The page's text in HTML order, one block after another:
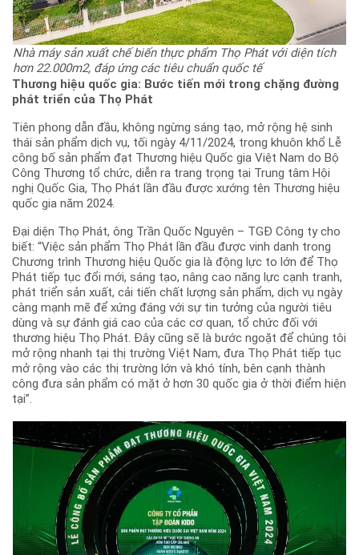
Nhà máy sản xuất chế biến thực phẩm Thọ Phát với diện tích
hơn 22.000m2, đáp ứng các tiêu chuẩn quốc tế
Thương hiệu quốc gia: Bước tiến mới trong chặng đường
phát triển của Thọ Phát
Tiên phong dẫn đầu, không ngừng sáng tạo, mở rộng hệ sinh
thái sản phẩm dịch vụ, tối ngày 4/11/2024, trong khuôn khổ Lễ
công bố sản phẩm đạt Thương hiệu Quốc gia Việt Nam do Bộ
Công Thương tổ chức, diễn ra trang trọng tại Trung tâm Hội
nghị Quốc Gia, Thọ Phát lần đầu được xướng tên Thương hiệu
quốc gia năm 2024.
Đại diện Thọ Phát, ông Trần Quốc Nguyên – TGĐ Công ty cho
biết: “Việc sản phẩm Thọ Phát lần đầu được vinh danh trong
Chương trình Thương hiệu Quốc gia là động lực to lớn để Thọ
Phát tiếp tục đổi mới, sáng tạo, nâng cao năng lực cạnh tranh,
phát triển sản xuất, cải tiến chất lượng sản phẩm, dịch vụ ngày
càng mạnh mẽ để xứng đáng với sự tin tưởng của người tiêu
dùng và sự đánh giá cao của các cơ quan, tổ chức đối với
thương hiệu Thọ Phát. Đây cũng sẽ là bước ngoặt để chúng tôi
mở rộng nhanh tại thị trường Việt Nam, đưa Thọ Phát tiếp tục
mở rộng vào các thị trường lớn và khó tính, bên cạnh thành
công đưa sản phẩm có mặt ở hơn 30 quốc gia ở thời điểm hiện
tại”.